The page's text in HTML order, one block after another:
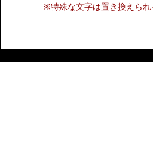
※特殊な文字は置き換えられ